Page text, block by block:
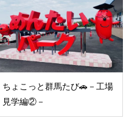
ちょこっと群馬たび🚗－工場
見学編②－